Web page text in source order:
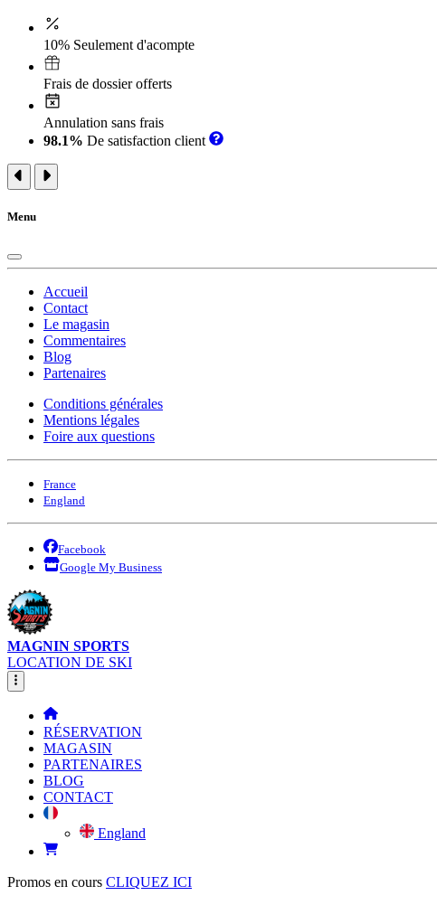
10% Seulement d'acompte
Frais de dossier offerts
Annulation sans frais
98.1% De satisfaction client
Menu
Accueil
Contact
Le magasin
Commentaires
Blog
Partenaires
Conditions générales
Mentions légales
Foire aux questions
France
England
Facebook
Google My Business
MAGNIN SPORTS
LOCATION DE SKI
RÉSERVATION
MAGASIN
PARTENAIRES
BLOG
CONTACT
England
Promos en cours CLIQUEZ ICI